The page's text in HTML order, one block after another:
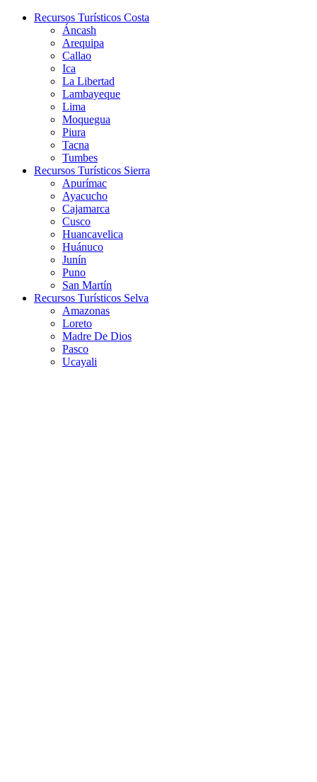
Recursos Turísticos Costa
Áncash
Arequipa
Callao
Ica
La Libertad
Lambayeque
Lima
Moquegua
Piura
Tacna
Tumbes
Recursos Turísticos Sierra
Apurímac
Ayacucho
Cajamarca
Cusco
Huancavelica
Huánuco
Junín
Puno
San Martín
Recursos Turísticos Selva
Amazonas
Loreto
Madre De Dios
Pasco
Ucayali